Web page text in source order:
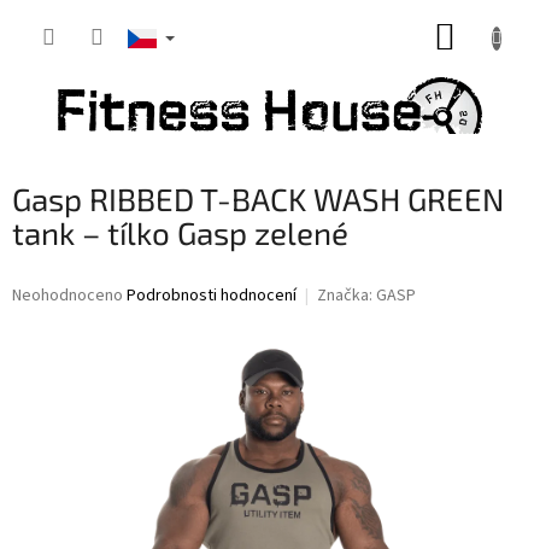
Gasp RIBBED T-BACK WASH GREEN
tank – tílko Gasp zelené
Průměrné
Neohodnoceno Podrobnosti hodnocení Značka: GASP